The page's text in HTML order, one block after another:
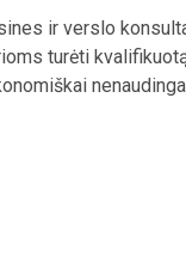
ir verslo
turėti